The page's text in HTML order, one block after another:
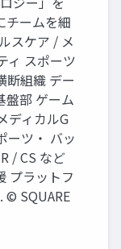
チームを細
スケア / メ
ィ スポーツ
断組織 デー
盤部 ゲーム
ディカルG
ーツ‧ バッ
/ CS など
プラットフ
© SQUARE